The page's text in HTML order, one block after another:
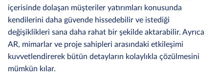
içerisinde dolaşan müşteriler yatırımları konusunda
kendilerini daha güvende hissedebilir ve istediği
değişiklikleri sana daha rahat bir şekilde aktarabilir. Ayrıca
AR, mimarlar ve proje sahipleri arasındaki etkileşimi
kuvvetlendirerek bütün detayların kolaylıkla çözülmesini
mümkün kılar.